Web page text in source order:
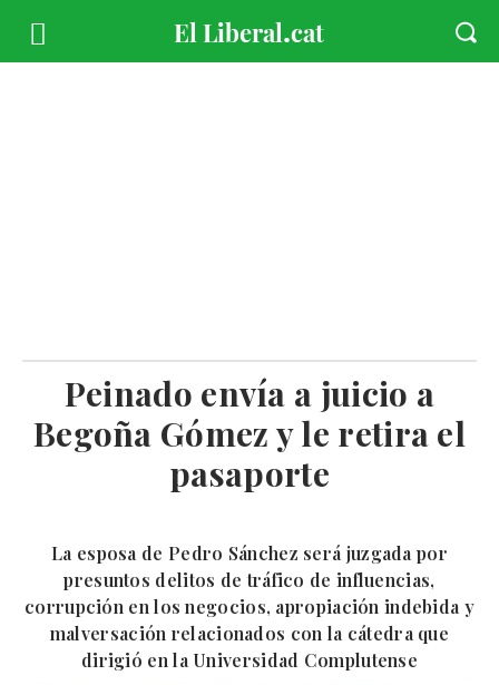
Peinado envía a juicio a
Begoña Gómez y le retira el
pasaporte
La esposa de Pedro Sánchez será juzgada por
presuntos delitos de tráfico de influencias,
corrupción en los negocios, apropiación indebida y
malversación relacionados con la cátedra que
dirigió en la Universidad Complutense